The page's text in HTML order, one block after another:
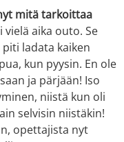
mitä tarkoittaa
vielä aika outo. Se
ladata kaiken
kun pyysin. En ole
ja pärjään! Iso
niistä kun oli
selvisin niistäkin!
opettajista nyt